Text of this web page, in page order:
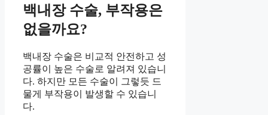
백내장 수술, 부작용은
없을까요?
백내장 수술은 비교적 안전하고 성
공률이 높은 수술로 알려져 있습니
다. 하지만 모든 수술이 그렇듯 드
물게 부작용이 발생할 수 있습니
다.